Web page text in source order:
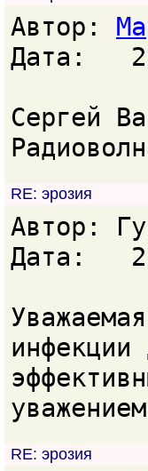
Автор:
Дата:
Сергей
RE: эрозия
Автор:
Дата:
инфекции
RE: эрозия